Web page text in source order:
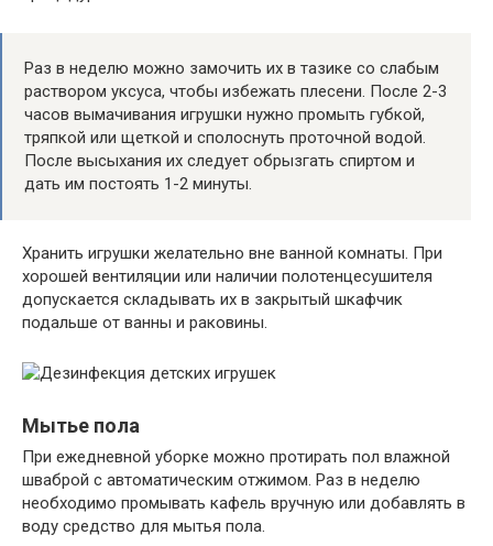
Раз в неделю можно замочить их в тазике со слабым
раствором уксуса, чтобы избежать плесени. После 2-3
часов вымачивания игрушки нужно промыть губкой,
тряпкой или щеткой и сполоснуть проточной водой.
После высыхания их следует обрызгать спиртом и
дать им постоять 1-2 минуты.
Хранить игрушки желательно вне ванной комнаты. При
хорошей вентиляции или наличии полотенцесушителя
допускается складывать их в закрытый шкафчик
подальше от ванны и раковины.
Мытье пола
При ежедневной уборке можно протирать пол влажной
шваброй с автоматическим отжимом. Раз в неделю
необходимо промывать кафель вручную или добавлять в
воду средство для мытья пола.